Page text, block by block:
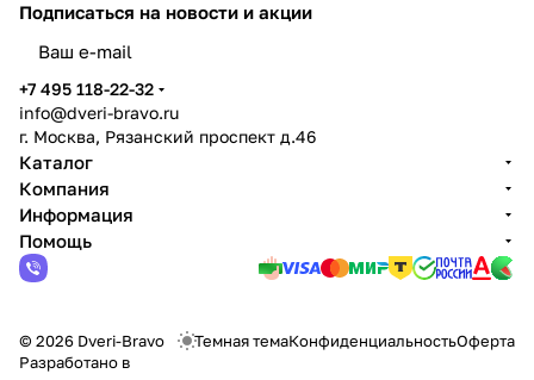
Подписаться на новости и акции
+7 495 118-22-32
info@dveri-bravo.ru
г. Москва, Рязанский проспект д.46
Каталог
Компания
Информация
Помощь
© 2026 Dveri-Bravo Темная темаКонфиденциальностьОферта
Разработано в